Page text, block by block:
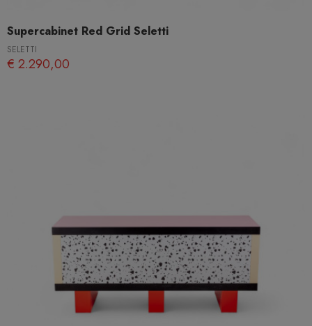
Supercabinet Red Grid Seletti
SELETTI
€ 2.290,00